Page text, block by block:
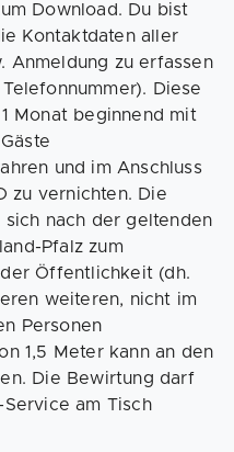
Download. Du bist
Kontaktdaten aller
Anmeldung zu erfassen
Diese
Monat beginnend mit
und im Anschluss
zu vernichten. Die
nach der geltenden
Pfalz zum
Öffentlichkeit (dh.
weiteren, nicht im
Personen
1,5 Meter kann an den
Die Bewirtung darf
am Tisch